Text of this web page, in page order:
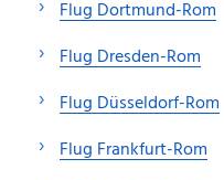
Flug Dortmund-Rom
Flug Dresden-Rom
Flug Düsseldorf-Rom
Flug Frankfurt-Rom